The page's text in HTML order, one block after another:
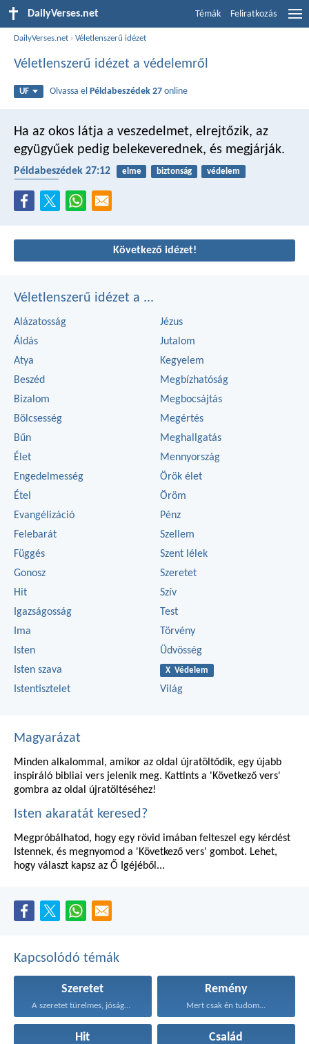
DailyVerses.net Témák Feliratkozás
DailyVerses.net ›Véletlenszerű idézet
Véletlenszerű idézet a védelemről
UF Olvassa el Példabeszédek 27 online
Ha az okos látja a veszedelmet, elrejtőzik, az
együgyűek pedig belekeverednek, és megjárják.
Példabeszédek 27:12 elme biztonság
védelem
Következő idézet!
Véletlenszerű idézet a ...
Alázatosság
Áldás
Atya
Beszéd
Bizalom
Bölcsesség
Bűn
Élet
Engedelmesség
Étel
Evangélizáció
Felebarát
Függés
Gonosz
Hit
Igazságosság
Ima
Isten
Isten szava
Istentisztelet
Jézus
Jutalom
Kegyelem
Megbízhatóság
Megbocsájtás
Megértés
Meghallgatás
Mennyország
Örök élet
Öröm
Pénz
Szellem
Szent lélek
Szeretet
Szív
Test
Törvény
Üdvösség
X Védelem
Világ
Magyarázat
Minden alkalommal, amikor az oldal újratöltődik, egy újabb
inspiráló bibliai vers jelenik meg. Kattints a 'Következő vers'
gombra az oldal újratöltéséhez!
Isten akaratát keresed?
Megpróbálhatod, hogy egy rövid imában felteszel egy kérdést
Istennek, és megnyomod a 'Következő vers' gombot. Lehet,
hogy választ kapsz az Ő Igéjéből...
Kapcsolódó témák
Szeretet
A szeretet türelmes, jóságos...
Remény
Mert csak én tudom...
Hit Család